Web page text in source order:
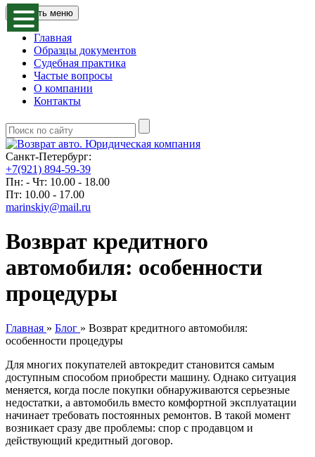
Открыть меню
Главная
Образцы документов
Судебная практика
Частые вопросы
О компании
Контакты
Санкт-Петербург:
+7(921) 894-59-39
Пн: - Чт: 10.00 - 18.00
Пт: 10.00 - 17.00
marinskiy@mail.ru
Возврат кредитного
автомобиля: особенности
процедуры
Главная » Блог » Возврат кредитного автомобиля:
особенности процедуры
Для многих покупателей автокредит становится самым
доступным способом приобрести машину. Однако ситуация
меняется, когда после покупки обнаруживаются серьезные
недостатки, а автомобиль вместо комфортной эксплуатации
начинает требовать постоянных ремонтов. В такой момент
возникает сразу две проблемы: спор с продавцом и
действующий кредитный договор.